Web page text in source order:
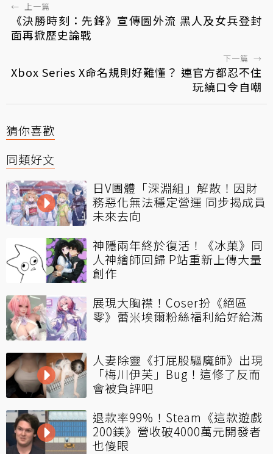
← 上一篇
《決勝時刻：先鋒》宣傳圖外流 黑人及女兵登封
面再掀歷史論戰
下一篇 →
Xbox Series X命名規則好難懂？ 連官方都忍不住
玩繞口令自嘲
猜你喜歡
同類好文
日V團體「深淵組」解散！因財
務惡化無法穩定營運 同步揭成員
未來去向
神隱兩年終於復活！《冰菓》同
人神繪師回歸 P站重新上傳大量
創作
展現大胸襟！Coser扮《絕區
零》蕾米埃爾粉絲福利給好給滿
人妻除靈《打屁股驅魔師》出現
「梅川伊芙」Bug！這修了反而
會被負評吧
退款率99%！Steam《這款遊戲
200鎂》營收破4000萬元開發者
也傻眼